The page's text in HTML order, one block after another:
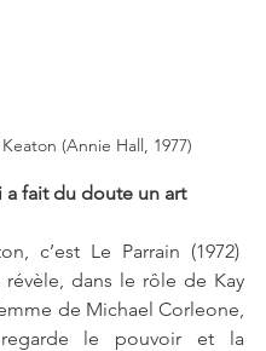
(Annie Hall, 1977)
a fait du doute un art
c’est Le Parrain (1972)
dans le rôle de Kay
de Michael Corleone,
le pouvoir et la